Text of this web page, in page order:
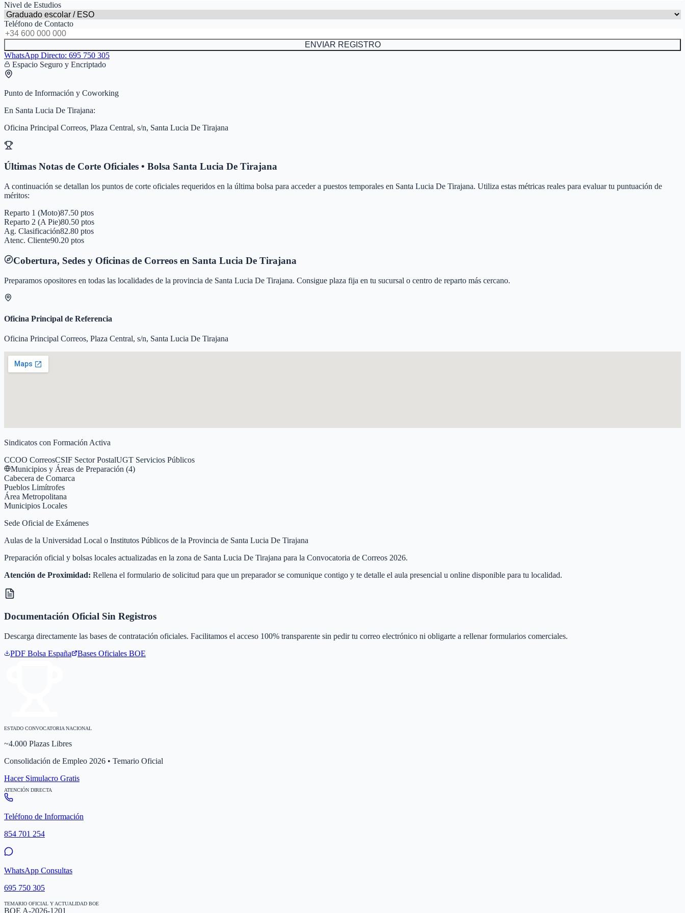
Nivel de Estudios
Teléfono de Contacto
ENVIAR REGISTRO
WhatsApp Directo: 695 750 305
Espacio Seguro y Encriptado
Punto de Información y Coworking
En Santa Lucia De Tirajana:
Oficina Principal Correos, Plaza Central, s/n, Santa Lucia De Tirajana
Últimas Notas de Corte Oficiales • Bolsa Santa Lucia De Tirajana
A continuación se detallan los puntos de corte oficiales requeridos en la última bolsa para acceder a puestos temporales en Santa Lucia De Tirajana. Utiliza estas métricas reales para evaluar tu puntuación de
méritos:
Reparto 1 (Moto)87.50 ptos
Reparto 2 (A Pie)80.50 ptos
Ag. Clasificación82.80 ptos
Atenc. Cliente90.20 ptos
Cobertura, Sedes y Oficinas de Correos en Santa Lucia De Tirajana
Preparamos opositores en todas las localidades de la provincia de Santa Lucia De Tirajana. Consigue plaza fija en tu sucursal o centro de reparto más cercano.
Oficina Principal de Referencia
Oficina Principal Correos, Plaza Central, s/n, Santa Lucia De Tirajana
Sindicatos con Formación Activa
CCOO CorreosCSIF Sector PostalUGT Servicios Públicos
Municipios y Áreas de Preparación (4)
Cabecera de Comarca
Pueblos Limítrofes
Área Metropolitana
Municipios Locales
Sede Oficial de Exámenes
Aulas de la Universidad Local o Institutos Públicos de la Provincia de Santa Lucia De Tirajana
Preparación oficial y bolsas locales actualizadas en la zona de Santa Lucia De Tirajana para la Convocatoria de Correos 2026.
Atención de Proximidad: Rellena el formulario de solicitud para que un preparador se comunique contigo y te detalle el aula presencial u online disponible para tu localidad.
Documentación Oficial Sin Registros
Descarga directamente las bases de contratación oficiales. Facilitamos el acceso 100% transparente sin pedir tu correo electrónico ni obligarte a rellenar formularios comerciales.
PDF Bolsa España Bases Oficiales BOE
ESTADO CONVOCATORIA NACIONAL
~4.000 Plazas Libres
Consolidación de Empleo 2026 • Temario Oficial
Hacer Simulacro Gratis
ATENCIÓN DIRECTA
Teléfono de Información
854 701 254
WhatsApp Consultas
695 750 305
TEMARIO OFICIAL Y ACTUALIDAD BOE
BOE A-2026-1201